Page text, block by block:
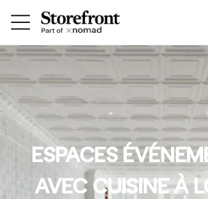
ESPACES
AVEC CUISINE À